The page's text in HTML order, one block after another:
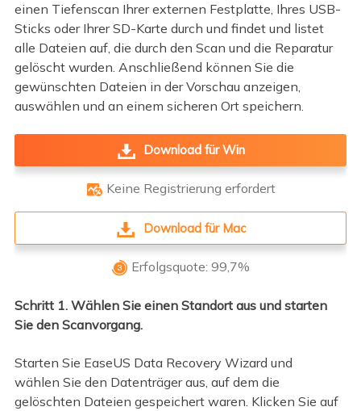
einen Tiefenscan Ihrer externen Festplatte, Ihres USB-
Sticks oder Ihrer SD-Karte durch und findet und listet
alle Dateien auf, die durch den Scan und die Reparatur
gelöscht wurden. Anschließend können Sie die
gewünschten Dateien in der Vorschau anzeigen,
auswählen und an einem sicheren Ort speichern.
Download für Win
 Keine Registrierung erfordert
Download für Mac
 Erfolgsquote: 99,7%
Schritt 1. Wählen Sie einen Standort aus und starten
Sie den Scanvorgang.
Starten Sie EaseUS Data Recovery Wizard und
wählen Sie den Datenträger aus, auf dem die
gelöschten Dateien gespeichert waren. Klicken Sie auf